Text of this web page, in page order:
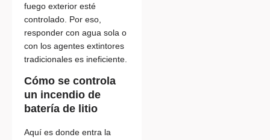
fuego exterior esté
controlado. Por eso,
responder con agua sola o
con los agentes extintores
tradicionales es ineficiente.
Cómo se controla
un incendio de
batería de litio
Aquí es donde entra la